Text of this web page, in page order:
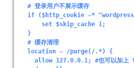
  # 登录用户不展示缓存
if ($http_cookie ~*
      set $skip_cache 1;
  }
  # 缓存清理
  location ~ /purge(/.*) {
allow 127.0.0.1; #也可以加上